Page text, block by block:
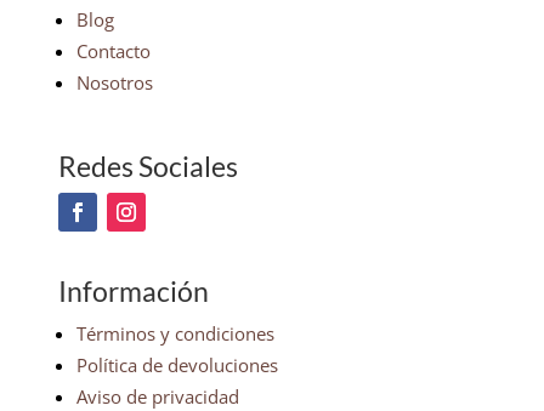
Blog
Contacto
Nosotros
Redes Sociales
Información
Términos y condiciones
Política de devoluciones
Aviso de privacidad